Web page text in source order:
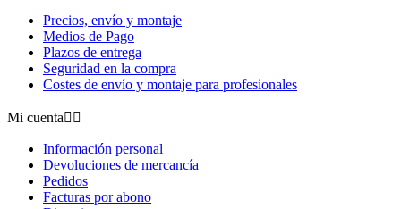
Precios, envío y montaje
Medios de Pago
Plazos de entrega
Seguridad en la compra
Costes de envío y montaje para profesionales
Mi cuenta 
Información personal
Devoluciones de mercancía
Pedidos
Facturas por abono